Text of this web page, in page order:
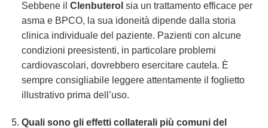
Sebbene il Clenbuterol sia un trattamento efficace per
asma e BPCO, la sua idoneità dipende dalla storia
clinica individuale del paziente. Pazienti con alcune
condizioni preesistenti, in particolare problemi
cardiovascolari, dovrebbero esercitare cautela. È
sempre consigliabile leggere attentamente il foglietto
illustrativo prima dell’uso.
Quali sono gli effetti collaterali più comuni del